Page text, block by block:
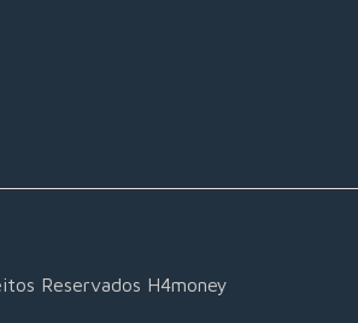
Reservados H4money